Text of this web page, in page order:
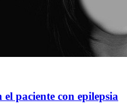
paciente con epilepsia